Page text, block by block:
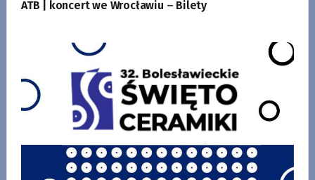
ATB | koncert we Wrocławiu – Bilety